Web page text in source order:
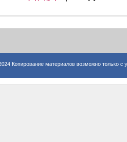
Копирование материалов возможно только с